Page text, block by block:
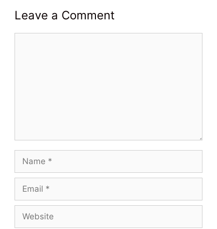
Leave a Comment
Name
Email
Website